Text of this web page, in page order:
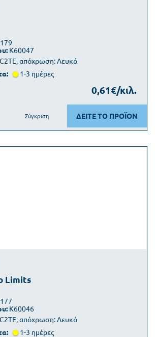
απόχρωση: Λευκό
K60047
1-3 ημέρες
0,61€/κιλ.
ΔΕΙΤΕ ΤΟ ΠΡΟΪΟΝ
Σύγκριση
Limits
απόχρωση: Λευκό
K60046
1-3 ημέρες